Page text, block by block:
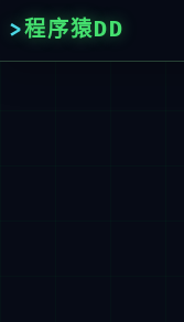
程序猿DD